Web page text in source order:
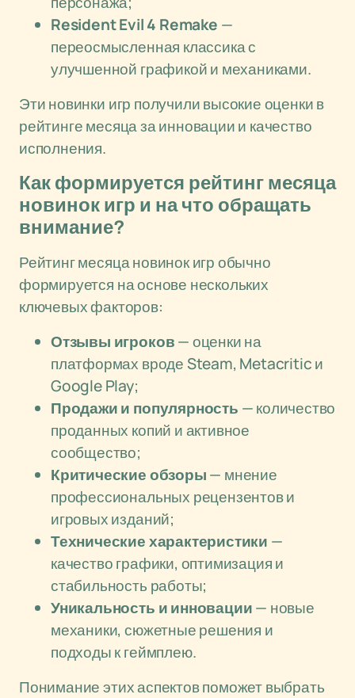
Resident Evil 4 Remake —
переосмысленная классика с
улучшенной графикой и механиками.
Эти новинки игр получили высокие оценки в
рейтинге месяца за инновации и качество
исполнения.
Как формируется рейтинг месяца
новинок игр и на что обращать
внимание?
Рейтинг месяца новинок игр обычно
формируется на основе нескольких
ключевых факторов:
Отзывы игроков— оценки на
платформах вроде Steam, Metacritic и
Google Play;
Продажи и популярность — количество
проданных копий и активное
сообщество;
Критические обзоры— мнение
профессиональных рецензентов и
игровых изданий;
Технические характеристики —
качество графики, оптимизация и
стабильность работы;
Уникальность и инновации— новые
механики, сюжетные решения и
подходы к геймплею.
Понимание этих аспектов поможет выбрать